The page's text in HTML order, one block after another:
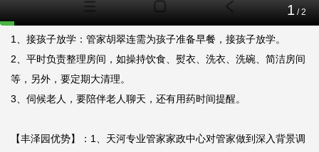
2 /2
【工作内容】：胡翠连受谢先生聘请，需要履行的职位内容如下：
1、接孩子放学：管家胡翠连需为孩子准备早餐，接孩子放学。
2、平时负责整理房间，如操持饮食、熨衣、洗衣、洗碗、简洁房间
等，另外，要定期大清理。
3、伺候老人，要陪伴老人聊天，还有用药时间提醒。
【丰泽园优势】：1、天河专业管家家政中心对管家做到深入背景调